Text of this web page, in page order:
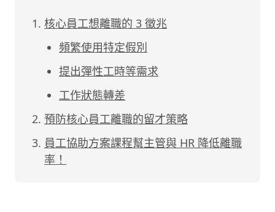
核心員工想離職的 3 徵兆
頻繁使用特定假別
提出彈性工時等需求
工作狀態轉差
預防核心員工離職的留才策略
員工協助方案課程幫主管與 HR 降低離職
率！